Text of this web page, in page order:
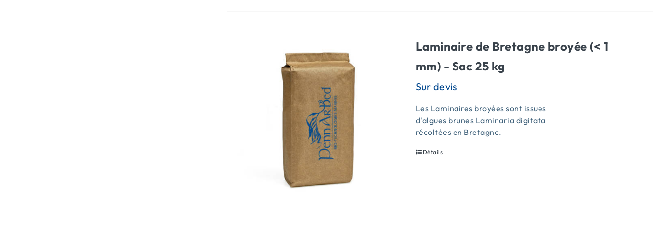
Laminaire de Bretagne broyée (< 1
mm) - Sac 25 kg
Les Laminaires broyées sont issues
d'algues brunes Laminaria digitata
récoltées en Bretagne.
Détails